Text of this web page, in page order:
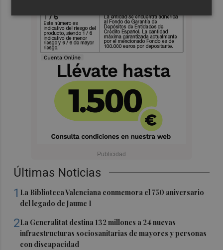
Últimas Noticias
1 La Biblioteca Valenciana conmemora el 750 aniversario
del legado de Jaume I
2La Generalitat destina 132 millones a 24 nuevas
infraestructuras sociosanitarias de mayores y personas
con discapacidad